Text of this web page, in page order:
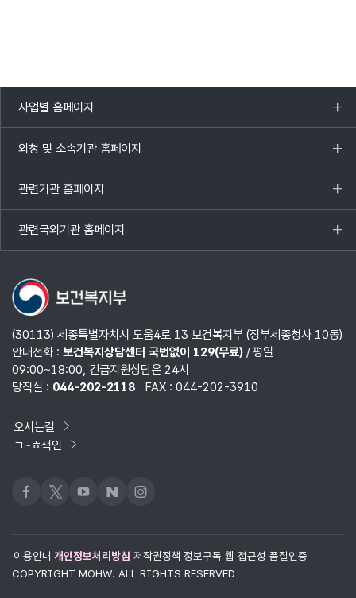
사업별 홈페이지
목록
열기
외청 및 소속기관 홈페이지
목록
열기
관련기관 홈페이지
목록
열기
관련국외기관 홈페이지
목록
열기
(30113) 세종특별자치시 도움4로 13 보건복지부 (정부세종청사 10동)
안내전화 : 보건복지상담센터 국번없이 129(무료)/ 평일
09:00~18:00, 긴급지원상담은 24시
당직실 : 044-202-2118 FAX : 044-202-3910
오시는길
ㄱ~ㅎ색인
페이스북
x 유튜브네이버블로그
인스타그램
이용안내 개인정보처리방침 저작권정책 정보구독 웹 접근성 품질인증
COPYRIGHT MOHW. ALL RIGHTS RESERVED